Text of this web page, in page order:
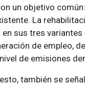
un objetivo
La
sus tres
de empleo,
de emisiones
también se